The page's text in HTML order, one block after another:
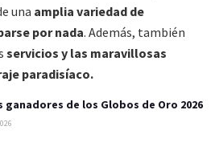
una amplia variedad de
por nada. Además, también
servicios y las maravillosas
paradisíaco.
ganadores de los Globos de Oro 2026